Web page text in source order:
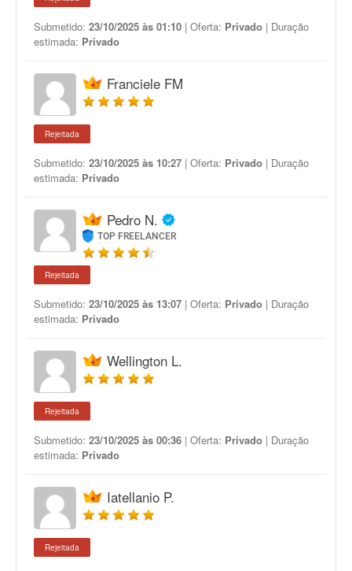
Submetido: 23/10/2025 às 01:10 | Oferta: Privado | Duração
estimada: Privado
Franciele FM
Rejeitada
Submetido: 23/10/2025 às 10:27 | Oferta: Privado | Duração
estimada: Privado
Pedro N.
TOP FREELANCER
Rejeitada
Submetido: 23/10/2025 às 13:07 | Oferta: Privado | Duração
estimada: Privado
Wellington L.
Rejeitada
Submetido: 23/10/2025 às 00:36 | Oferta: Privado | Duração
estimada: Privado
Iatellanio P.
Rejeitada